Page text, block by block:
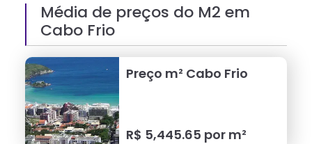
Média de preços do M2 em
Cabo Frio
Preço m² Cabo Frio
R$ 5,445.65 por m²